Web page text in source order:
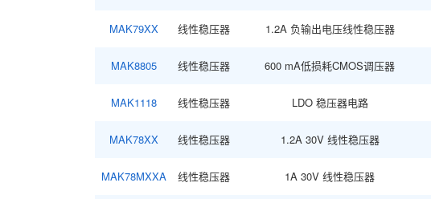
MAK79XX 线性稳压器 1.2A 负输出电压线性稳压器
MAK8805 线性稳压器 600 mA低损耗CMOS调压器
MAK1118 线性稳压器 LDO 稳压器电路
MAK78XX 线性稳压器 1.2A 30V 线性稳压器
MAK78MXXA 线性稳压器 1A 30V 线性稳压器